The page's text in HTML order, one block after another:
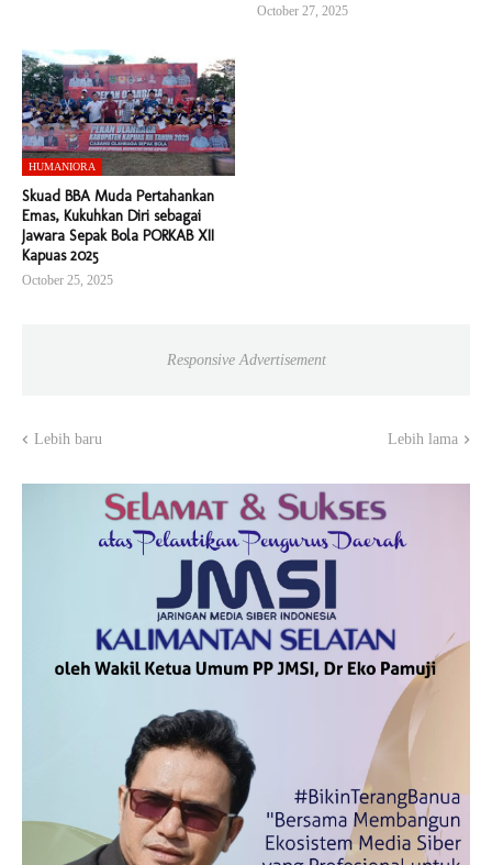
October 27, 2025
HUMANIORA
Skuad BBA Muda Pertahankan
Emas, Kukuhkan Diri sebagai
Jawara Sepak Bola PORKAB XII
Kapuas 2025
October 25, 2025
Responsive Advertisement
Lebih baru Lebih lama